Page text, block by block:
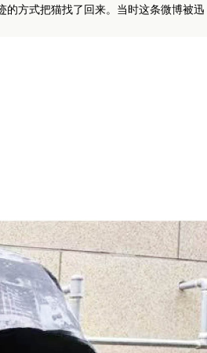
的方式把猫找了回来。当时这条微博被迅